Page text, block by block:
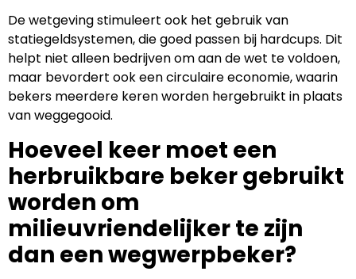
De wetgeving stimuleert ook het gebruik van
statiegeldsystemen, die goed passen bij hardcups. Dit
helpt niet alleen bedrijven om aan de wet te voldoen,
maar bevordert ook een circulaire economie, waarin
bekers meerdere keren worden hergebruikt in plaats
van weggegooid.
Hoeveel keer moet een
herbruikbare beker gebruikt
worden om
milieuvriendelijker te zijn
dan een wegwerpbeker?